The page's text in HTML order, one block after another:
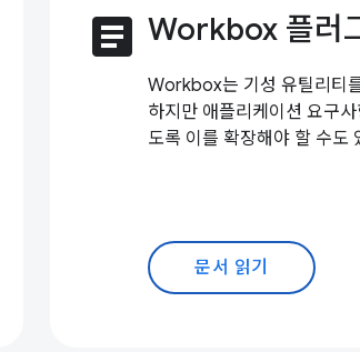
article Workbox 플러
Workbox는 기성 유틸리티
하지만 애플리케이션 요구
도록 이를 확장해야 할 수도
문서 읽기